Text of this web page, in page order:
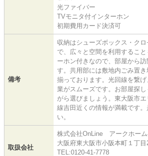
光ファイバー
TVモニタ付インターホン
初期費用カード決済可
備考
収納はシューズボックス・ク
で、広々と空間を利用するこ
ーホン付きなので、部屋から
す。共用部には敷地内ごみ置
揃っております。光回線を繋
業がスムーズです。お部屋探
がら選びましょう。東大阪市
線吉田近くの情報が満載です
い。
取扱会社
株式会社OnLine アークホー
大阪府東大阪市小阪本町１丁目
TEL:0120-41-7778